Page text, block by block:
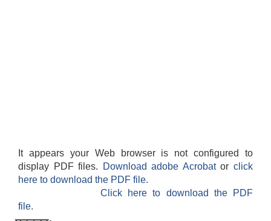
It appears your Web browser is not configured to
display PDF files.
Download adobe Acrobatorclick
here to download the PDF file.
Click here to download the PDF
file.